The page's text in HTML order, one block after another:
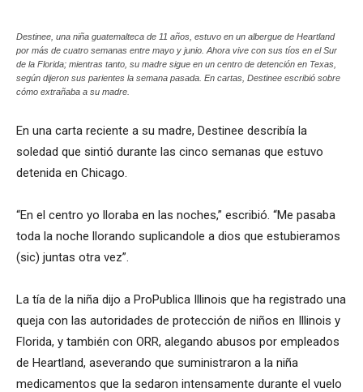
Destinee, una niña guatemalteca de 11 años, estuvo en un albergue de Heartland
por más de cuatro semanas entre mayo y junio. Ahora vive con sus tíos en el Sur
de la Florida; mientras tanto, su madre sigue en un centro de detención en Texas,
según dijeron sus parientes la semana pasada. En cartas, Destinee escribió sobre
cómo extrañaba a su madre.
En una carta reciente a su madre, Destinee describía la
soledad que sintió durante las cinco semanas que estuvo
detenida en Chicago.
“En el centro yo lloraba en las noches,” escribió. “Me pasaba
toda la noche llorando suplicandole a dios que estubieramos
(sic) juntas otra vez”.
La tía de la niña dijo a ProPublica Illinois que ha registrado una
queja con las autoridades de protección de niños en Illinois y
Florida, y también con ORR, alegando abusos por empleados
de Heartland, aseverando que suministraron a la niña
medicamentos que la sedaron intensamente durante el vuelo